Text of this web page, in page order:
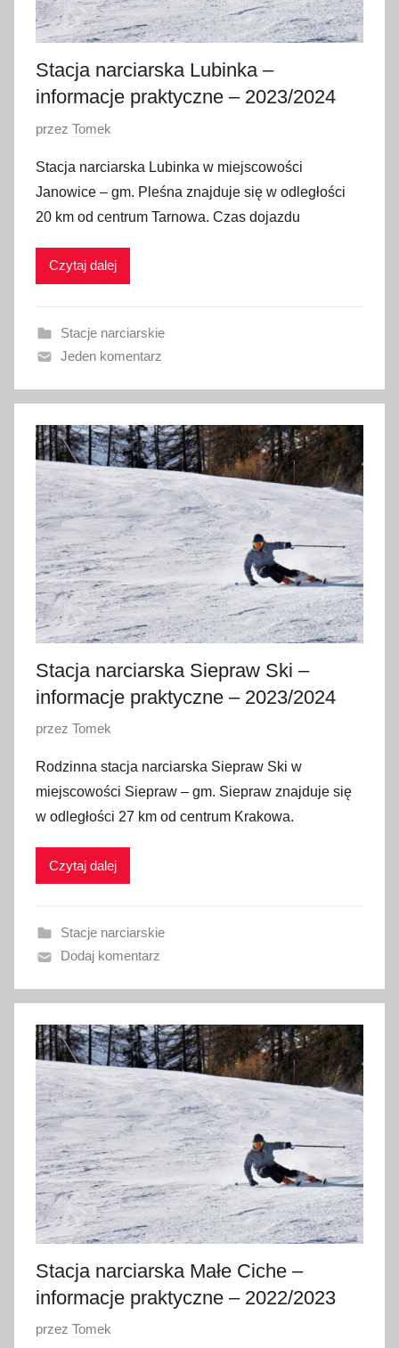
0
6
Stacja narciarska Lubinka –
informacje praktyczne – 2023/2024
O
u
b
l
i
a
n
1
6
s
t
y
c
z
n
i
a
0
4
przez Tomek
Stacja narciarska Lubinka w miejscowości
Janowice – gm. Pleśna znajduje się w odległości
20 km od centrum Tarnowa. Czas dojazdu
Czytaj dalej
Stacje narciarskie
Jeden komentarz
Stacja narciarska Siepraw Ski –
informacje praktyczne – 2023/2024
O
u
b
l
i
a
n
1
6
s
t
y
c
z
n
i
a
0
4
przez Tomek
Rodzinna stacja narciarska Siepraw Ski w
miejscowości Siepraw – gm. Siepraw znajduje się
w odległości 27 km od centrum Krakowa.
Czytaj dalej
Stacje narciarskie
Dodaj komentarz
Stacja narciarska Małe Ciche –
informacje praktyczne – 2022/2023
O
przez Tomek